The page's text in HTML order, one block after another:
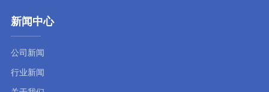
新闻中心
公司新闻
行业新闻